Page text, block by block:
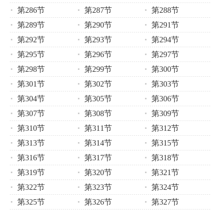
第286节
第287节
第288节
第289节
第290节
第291节
第292节
第293节
第294节
第295节
第296节
第297节
第298节
第299节
第300节
第301节
第302节
第303节
第304节
第305节
第306节
第307节
第308节
第309节
第310节
第311节
第312节
第313节
第314节
第315节
第316节
第317节
第318节
第319节
第320节
第321节
第322节
第323节
第324节
第325节
第326节
第327节